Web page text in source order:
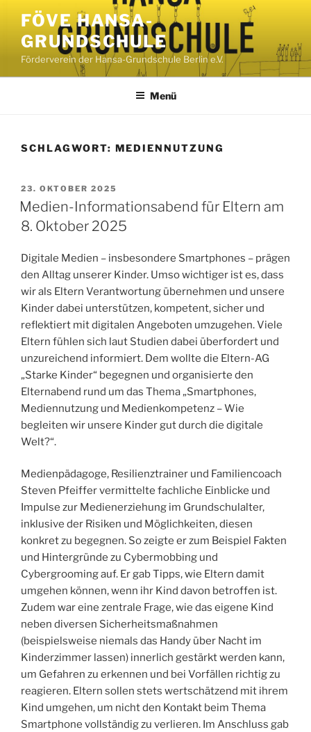
Inhalt
springen
FÖVE HANSA-
GRUNDSCHULE
Förderverein der Hansa-Grundschule Berlin e.V.
Menü
SCHLAGWORT: MEDIENNUTZUNG
VERÖFFENTLICHT
AM
23. OKTOBER 2025
Medien-Informationsabend für Eltern am
8. Oktober 2025
Digitale Medien – insbesondere Smartphones – prägen
den Alltag unserer Kinder. Umso wichtiger ist es, dass
wir als Eltern Verantwortung übernehmen und unsere
Kinder dabei unterstützen, kompetent, sicher und
reflektiert mit digitalen Angeboten umzugehen. Viele
Eltern fühlen sich laut Studien dabei überfordert und
unzureichend informiert. Dem wollte die Eltern-AG
„Starke Kinder“ begegnen und organisierte den
Elternabend rund um das Thema „Smartphones,
Mediennutzung und Medienkompetenz – Wie
begleiten wir unsere Kinder gut durch die digitale
Welt?“.
Medienpädagoge, Resilienztrainer und Familiencoach
Steven Pfeiffer vermittelte fachliche Einblicke und
Impulse zur Medienerziehung im Grundschulalter,
inklusive der Risiken und Möglichkeiten, diesen
konkret zu begegnen. So zeigte er zum Beispiel Fakten
und Hintergründe zu Cybermobbing und
Cybergrooming auf. Er gab Tipps, wie Eltern damit
umgehen können, wenn ihr Kind davon betroffen ist.
Zudem war eine zentrale Frage, wie das eigene Kind
neben diversen Sicherheitsmaßnahmen
(beispielsweise niemals das Handy über Nacht im
Kinderzimmer lassen) innerlich gestärkt werden kann,
um Gefahren zu erkennen und bei Vorfällen richtig zu
reagieren. Eltern sollen stets wertschätzend mit ihrem
Kind umgehen, um nicht den Kontakt beim Thema
Smartphone vollständig zu verlieren. Im Anschluss gab